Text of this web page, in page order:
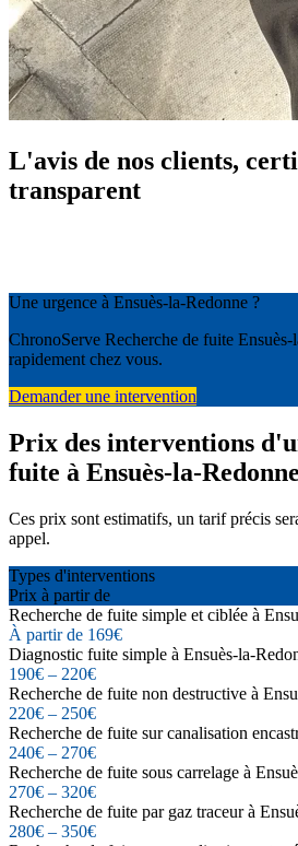
L'avis de nos clients,
transparent
Une urgence à Ensuès-la-Redonne ?
ChronoServe Recherche de fuite
rapidement chez vous.
Demander une intervention
Prix des interventions
fuite à Ensuès-la-Redonne
Ces prix sont estimatifs, un tarif précis
appel.
Types d'interventions
Prix à partir de
Recherche de fuite simple et ciblée à
À partir de 169€
Diagnostic fuite simple à Ensuès-la-
190€ – 220€
Recherche de fuite non destructive à
220€ – 250€
Recherche de fuite sur canalisation
240€ – 270€
Recherche de fuite sous carrelage à
270€ – 320€
Recherche de fuite par gaz traceur à
280€ – 350€